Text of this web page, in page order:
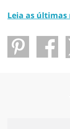
Leia as últimas